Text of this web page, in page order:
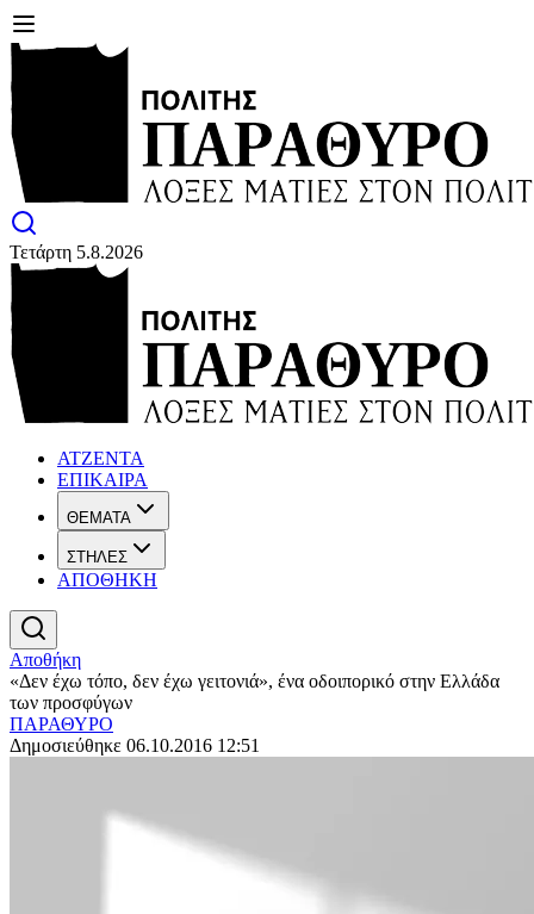
Τετάρτη 5.8.2026
ΑΤΖΕΝΤΑ
ΕΠΙΚΑΙΡΑ
ΘΕΜΑΤΑ
ΣΤΗΛΕΣ
ΑΠΟΘΗΚΗ
Αποθήκη
«Δεν έχω τόπο, δεν έχω γειτονιά», ένα οδοιπορικό στην Ελλάδα
των προσφύγων
ΠΑΡΑΘΥΡΟ
Δημοσιεύθηκε 06.10.2016 12:51